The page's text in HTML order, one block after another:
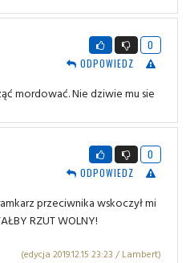
0
ODPOWIEDZ
mordować. Nie dziwie mu sie
0
ODPOWIEDZ
przeciwnika wskoczył mi
RZUT WOLNY!
(edycja 2019.12.15 23:23 / Lambert)